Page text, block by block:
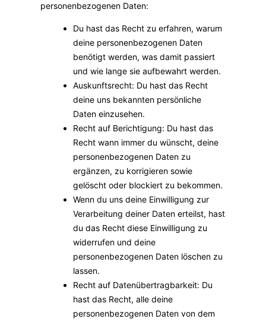
personenbezogenen Daten:
Du hast das Recht zu erfahren, warum
deine personenbezogenen Daten
benötigt werden, was damit passiert
und wie lange sie aufbewahrt werden.
Auskunftsrecht: Du hast das Recht
deine uns bekannten persönliche
Daten einzusehen.
Recht auf Berichtigung: Du hast das
Recht wann immer du wünscht, deine
personenbezogenen Daten zu
ergänzen, zu korrigieren sowie
gelöscht oder blockiert zu bekommen.
Wenn du uns deine Einwilligung zur
Verarbeitung deiner Daten erteilst, hast
du das Recht diese Einwilligung zu
widerrufen und deine
personenbezogenen Daten löschen zu
lassen.
Recht auf Datenübertragbarkeit: Du
hast das Recht, alle deine
personenbezogenen Daten von dem